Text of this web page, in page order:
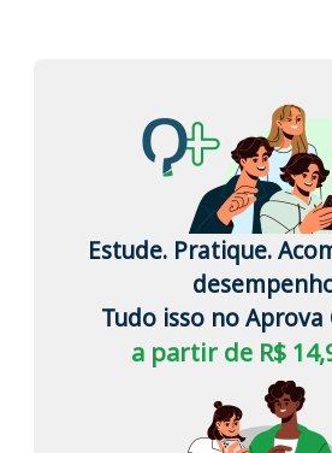
Estude. Pratique.
Tudo isso no Aprova
a partir de R$